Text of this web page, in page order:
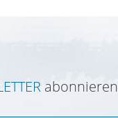
abonnieren